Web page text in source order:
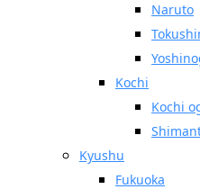
Naruto
Kochi
Kochi
Kyushu
Fukuoka